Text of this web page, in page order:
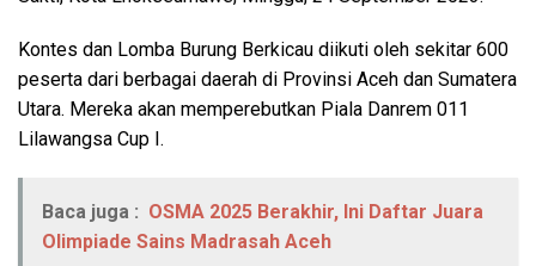
Kontes dan Lomba Burung Berkicau diikuti oleh sekitar 600
peserta dari berbagai daerah di Provinsi Aceh dan Sumatera
Utara. Mereka akan memperebutkan Piala Danrem 011
Lilawangsa Cup I.
Baca juga : OSMA 2025 Berakhir, Ini Daftar Juara
Olimpiade Sains Madrasah Aceh